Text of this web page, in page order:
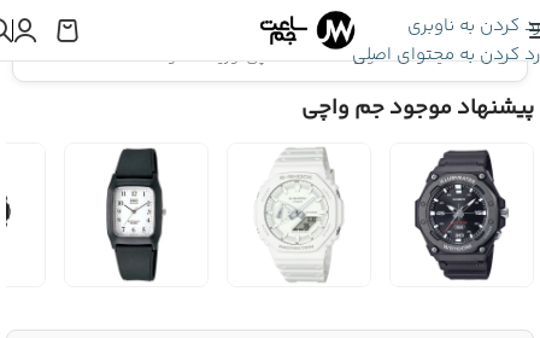
رد کردن به ناوبری
رد کردن به محتوای اصلی
اینجا هستید:ساعت اورینت»ساعت مچی اورینت کانو RA-AA0916L19B
پیشنهاد موجود جم واچی